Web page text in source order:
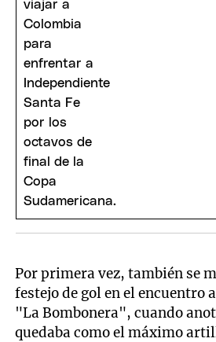
Por primera vez, también se
festejo de gol en el encuentro
"La Bombonera", cuando
quedaba como el máximo